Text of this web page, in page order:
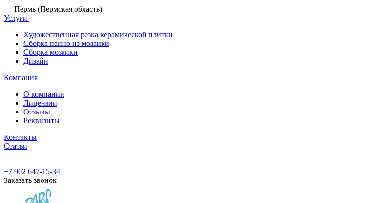
Пермь (Пермская область)
Услуги
Художественная резка керамической плитки
Сборка панно из мозаики
Сборка мозаики
Дизайн
Компания
О компании
Лицензии
Отзывы
Реквизиты
Контакты
Статьи
+7 902 647-15-34
Заказать звонок